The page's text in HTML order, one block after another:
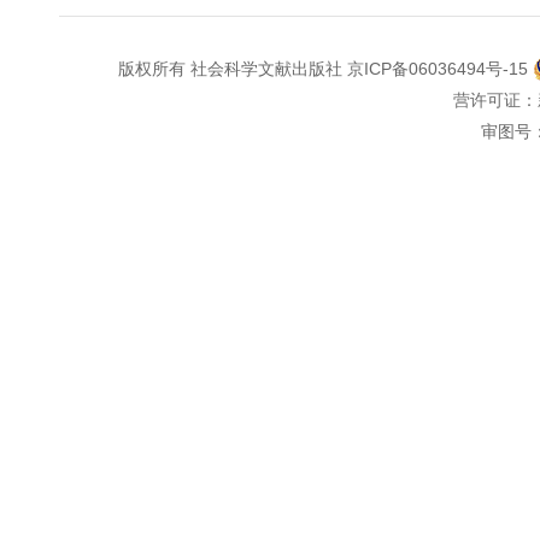
版权所有 社会科学文献出版社 京ICP备06036494号-15
营许可证
审图号